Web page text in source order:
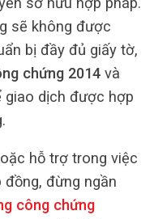
sẽ không được
bị đầy đủ giấy tờ,
chứng 2014 và
giao dịch được hợp
hỗ trợ trong việc
đừng ngần
công chứng